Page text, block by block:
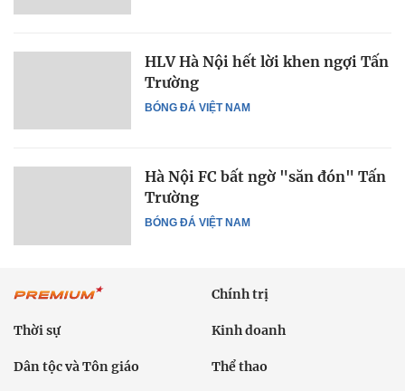
BÓNG ĐÁ VIỆT NAM
HLV Hà Nội hết lời khen ngợi Tấn
Trường
BÓNG ĐÁ VIỆT NAM
Hà Nội FC bất ngờ "săn đón" Tấn
Trường
Chính trị
Thời sự Kinh doanh
Dân tộc và Tôn giáo Thể thao